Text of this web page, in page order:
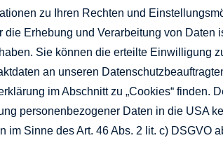
zu Ihren Rechten und
die Erhebung und Verarbeitung von
Sie können die erteilte Einwilligung
an unseren
im Abschnitt zu „Cookies“
personenbezogener Daten in die USA
im Sinne des Art. 46 Abs. 2 lit. c) DSGVO